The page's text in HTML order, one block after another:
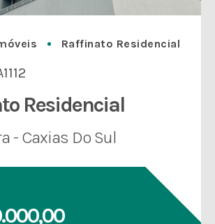
Raffinato Residencial
Residencial
- Caxias Do Sul